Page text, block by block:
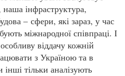
наша інфраструктура,
– сфери, які зараз, у час
міжнародної співпраці. І
віддачу кожній
з Україною та в
інші тільки аналізують